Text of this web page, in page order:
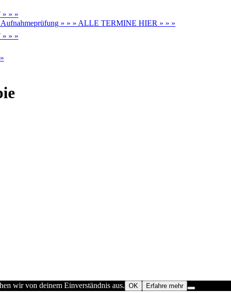
» »
Aufnahmeprüfung » » » ALLE TERMINE HIER » » »
» »
wir von deinem Einverständnis aus. OK Erfahre mehr